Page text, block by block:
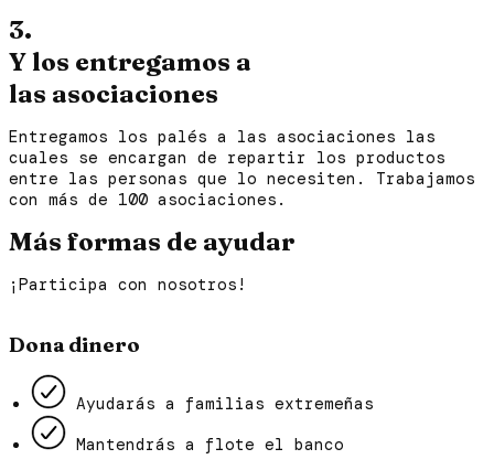
3.
Y los entregamos a
las asociaciones
Entregamos los palés a las asociaciones las
cuales se encargan de repartir los productos
entre las personas que lo necesiten. Trabajamos
con más de 100 asociaciones.
Más formas de ayudar
¡Participa con nosotros!
Dona dinero
Ayudarás a familias extremeñas
Mantendrás a flote el banco